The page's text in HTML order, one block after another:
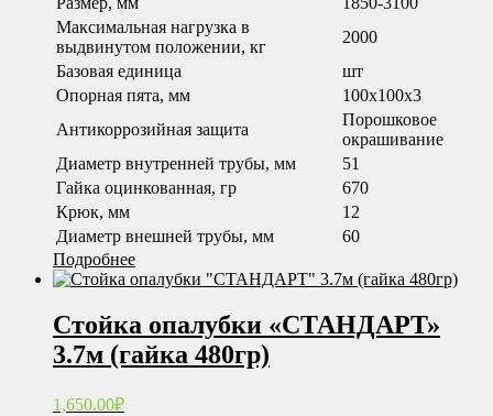
Максимальная нагрузка в
выдвинутом положении, кг
2000
Базовая единица
шт
Опорная пята, мм
100x100x3
Антикоррозийная защита
Порошковое
окрашивание
Диаметр внутренней трубы, мм
51
Гайка оцинкованная, гр
670
Крюк, мм
12
Диаметр внешней трубы, мм
60
Подробнее
Стойка опалубки «СТАНДАРТ»
3.7м (гайка 480гр)
1,650.00₽